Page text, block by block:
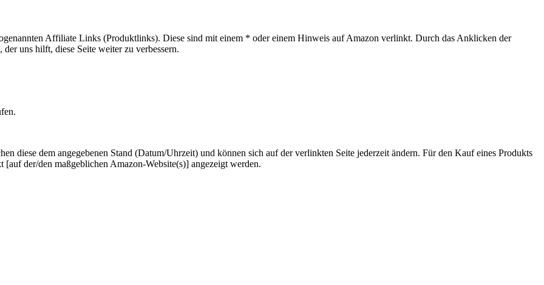
Affiliate Links (Produktlinks). Diese sind mit einem * oder einem Hinweis auf Amazon verlinkt. Durch das Anklicken der
uns hilft, diese Seite weiter zu verbessern.
diese dem angegebenen Stand (Datum/Uhrzeit) und können sich auf der verlinkten Seite jederzeit ändern. Für den Kauf eines Produkts
der/den maßgeblichen Amazon-Website(s)] angezeigt werden.